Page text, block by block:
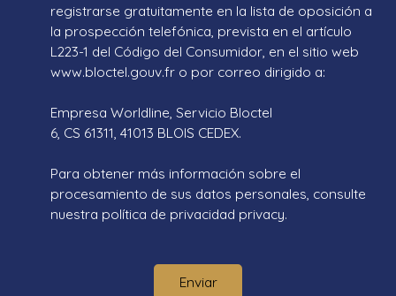
registrarse gratuitamente en la lista de oposición a
la prospección telefónica, prevista en el artículo
L223-1 del Código del Consumidor, en el sitio web
www.bloctel.gouv.fr o por correo dirigido a:
Empresa Worldline, Servicio Bloctel
6, CS 61311, 41013 BLOIS CEDEX.
Para obtener más información sobre el
procesamiento de sus datos personales, consulte
nuestra política de privacidad privacy.
Enviar